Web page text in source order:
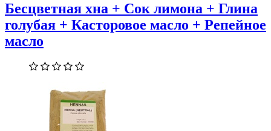
Бесцветная хна + Сок лимона + Глина
голубая + Касторовое масло + Репейное
масло